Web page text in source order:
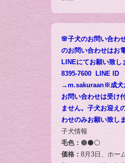
🌸子犬のお問い合わ
のお問い合わせはお
LINEにてお願い致し
8395-7600 LINE ID
→m.sakuraan※成犬
お問い合わせは受け
ません。子犬お迎え
わせのみお願い致しま
子犬情報
毛色： 🟤⚫️⚪️
価格： 8月3日、ホー